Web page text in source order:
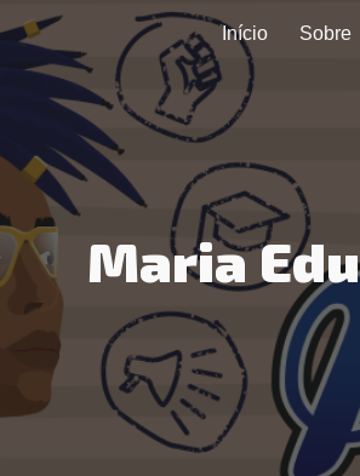
Skip to main content
Início Sobre
Maria